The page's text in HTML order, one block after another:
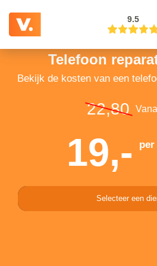
9.5
Telefoon
Bekijk de kosten van een
22,80
19,- per
Selecteer een